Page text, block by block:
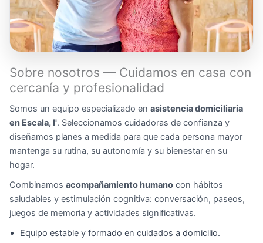
Sobre nosotros — Cuidamos en casa con
cercanía y profesionalidad
Somos un equipo especializado en asistencia domiciliaria
en Escala, l'. Seleccionamos cuidadoras de confianza y
diseñamos planes a medida para que cada persona mayor
mantenga su rutina, su autonomía y su bienestar en su
hogar.
Combinamos acompañamiento humano con hábitos
saludables y estimulación cognitiva: conversación, paseos,
juegos de memoria y actividades significativas.
Equipo estable y formado en cuidados a domicilio.